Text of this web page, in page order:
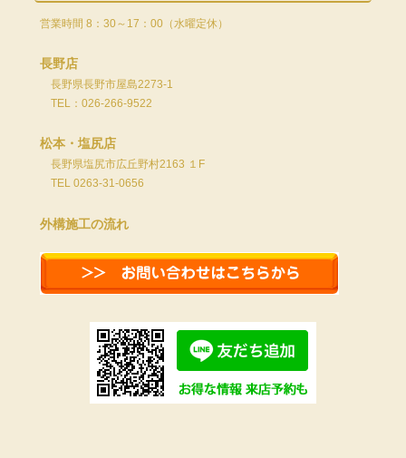
営業時間 8：30～17：00（水曜定休）
長野店
長野県長野市屋島2273-1
TEL：026-266-9522
松本・塩尻店
長野県塩尻市広丘野村2163 １F
TEL 0263-31-0656
外構施工の流れ